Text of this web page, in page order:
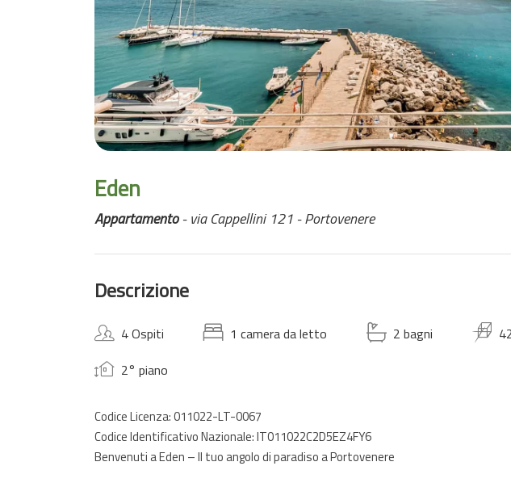
Eden
Appartamento- via Cappellini 121 - Portovenere
Descrizione
4 Ospiti 1 camera da letto 2 bagni
2° piano
Codice Licenza: 011022-LT-0067
Codice Identificativo Nazionale: IT011022C2D5EZ4FY6
Benvenuti a Eden – Il tuo angolo di paradiso a Portovenere